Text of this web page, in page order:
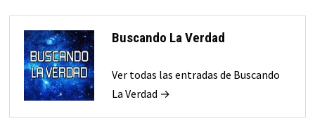
Buscando La Verdad
Ver todas las entradas de Buscando
La Verdad →